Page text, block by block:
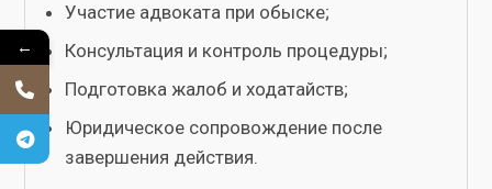
Участие адвоката при обыске;
Консультация и контроль процедуры;
Подготовка жалоб и ходатайств;
Юридическое сопровождение после
завершения действия.
←